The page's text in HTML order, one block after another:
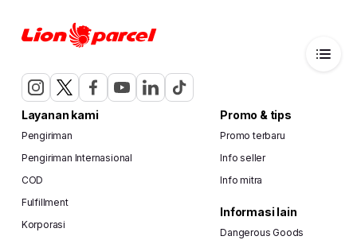
Layanan kami
Pengiriman
Pengiriman Internasional
COD
Fulfillment
Korporasi
Promo & tips
Promo terbaru
Info seller
Info mitra
Informasi lain
Dangerous Goods